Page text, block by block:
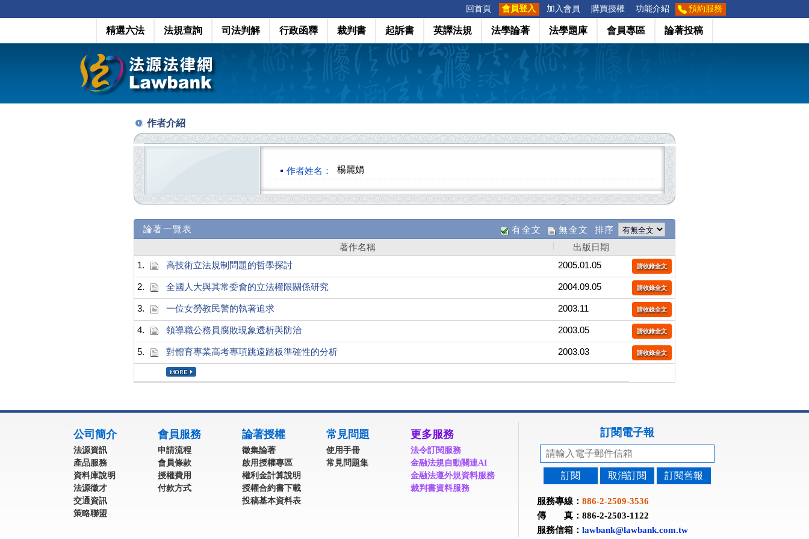
回首頁 會員登入 加入會員 購買授權 功能介紹 預約服務
精選六法 法規查詢 司法判解 行政函釋 裁判書 起訴書 英譯法規 法學論著 法學題庫 會員專區 論著投稿
作者介紹
作者姓名： 楊麗娟
論著一覽表 有全文 無全文 排序
著作名稱
出版日期
1.
高技術立法規制問題的哲學探討 2005.01.05 請收錄全文
2. 全國人大與其常委會的立法權限關係研究 2004.09.05 請收錄全文
3. 一位女勞教民警的執著追求 2003.11 請收錄全文
4. 領導職公務員腐敗現象透析與防治 2003.05 請收錄全文
5. 對體育專業高考專項跳遠踏板準確性的分析 2003.03 請收錄全文
公司簡介
法源資訊
產品服務
資料庫說明
法源徵才
交通資訊
策略聯盟
會員服務
申請流程
會員條款
授權費用
付款方式
論著授權
徵集論著
啟用授權專區
權利金計算說明
授權合約書下載
投稿基本資料表
常見問題
使用手冊
常見問題集
更多服務
法令訂閱服務
金融法規自動關連AI
金融法遵外規資料服務
裁判書資料服務
訂閱電子報
訂閱 取消訂閱 訂閱舊報
服務專線： 886-2-2509-3536
傳 真：886-2-2503-1122
服務信箱： lawbank@lawbank.com.tw